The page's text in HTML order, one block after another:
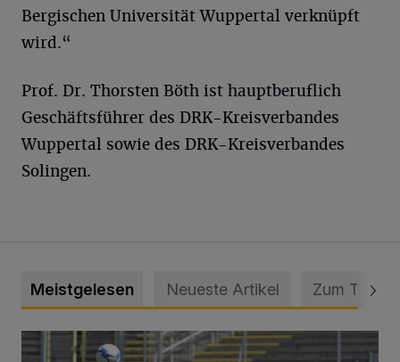
Bergischen Universität Wuppertal verknüpft
wird.“
Prof. Dr. Thorsten Böth ist hauptberuflich
Geschäftsführer des DRK-Kreisverbandes
Wuppertal sowie des DRK-Kreisverbandes
Solingen.
Meistgelesen Neueste Artikel Zum Thema
WSV: Übertragung im Barmer Bahnhof und klare Ansage